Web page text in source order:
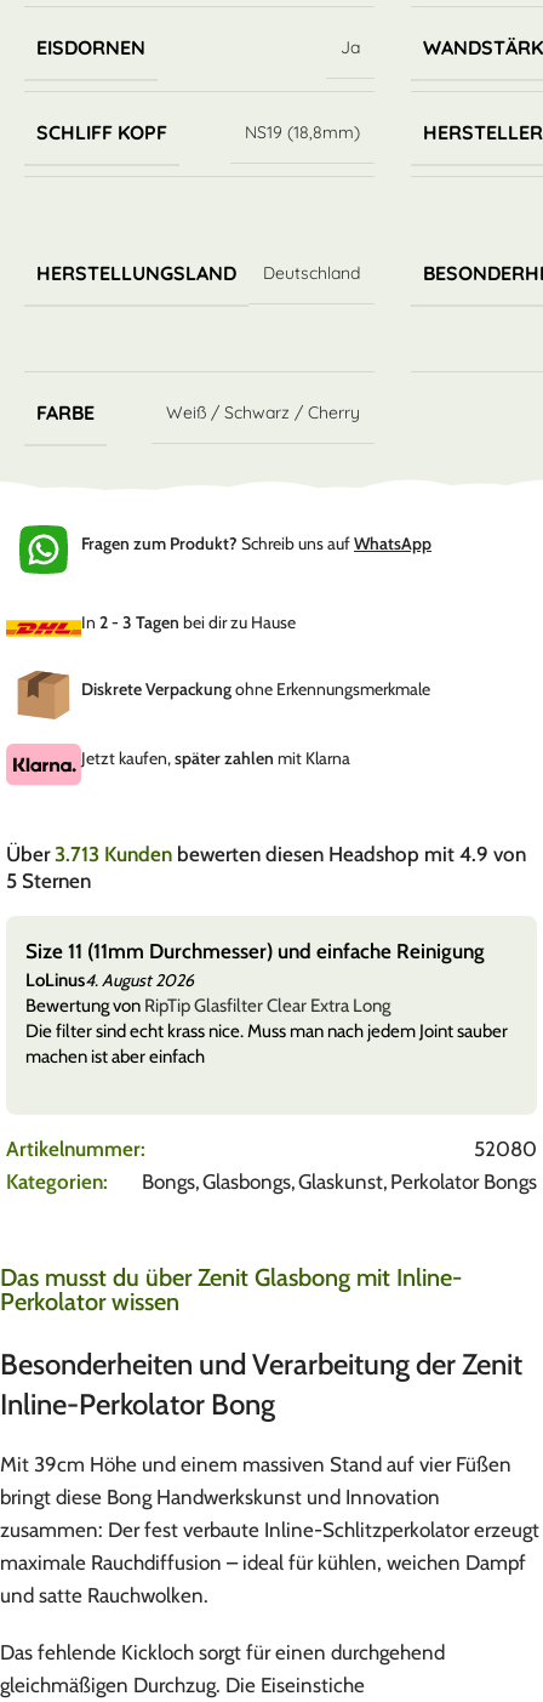
EISDORNEN Ja
SCHLIFF KOPF NS19 (18,8mm) HERSTELLER
HERSTELLUNGSLAND Deutschland
FARBE Weiß / Schwarz / Cherry
Fragen zum Produkt? Schreib uns aufWhatsApp
In 2 - 3 Tagen bei dir zu Hause
Diskrete Verpackungohne Erkennungsmerkmale
Jetzt kaufen,später zahlen mit Klarna
Über3.713 Kunden bewerten diesen Headshop mit 4.9 von
5 Sternen
und einfache Reinigung
Glasfilter Clear Extra Long
nice. Muss man nach jedem Joint sauber
Wie dünn die
Bewertung von
Die Papes sind echt
Artikelnummer:
52080
Kategorien:
Bongs,Glasbongs,Glaskunst, Perkolator Bongs
Das musst du über Zenit Glasbong mit Inline-
Perkolator wissen
Besonderheiten und Verarbeitung der Zenit
Inline-Perkolator Bong
Mit 39cm Höhe und einem massiven Stand auf vier Füßen
bringt diese Bong Handwerkskunst und Innovation
zusammen: Der fest verbaute Inline-Schlitzperkolator erzeugt
maximale Rauchdiffusion – ideal für kühlen, weichen Dampf
und satte Rauchwolken.
Das fehlende Kickloch sorgt für einen durchgehend
gleichmäßigen Durchzug. Die Eiseinstiche